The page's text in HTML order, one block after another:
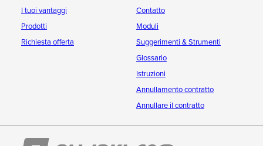
I tuoi vantaggi
Prodotti
Richiesta offerta
Contatto
Moduli
Suggerimenti & Strumenti
Glossario
Istruzioni
Annullamento contratto
Annullare il contratto